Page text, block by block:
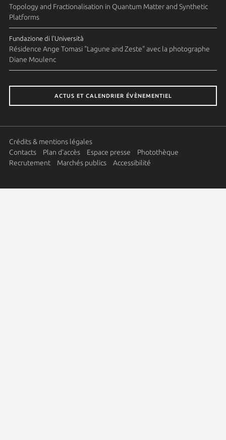
Topology and Fractionalisation in Quantum Matter and Synthetic
Platforms
Fundazione di l'Università
Résidence Ange Tomasi "Lagune and Zeste" avec la photographe
Diane Moulenc
ACTUS ET CALENDRIER ÉVÈNEMENTIEL
Crédits & mentions légales
Contacts
Plan d'accès Espace presse
Photothèque
Recrutement
Marchés publics Accessibilité